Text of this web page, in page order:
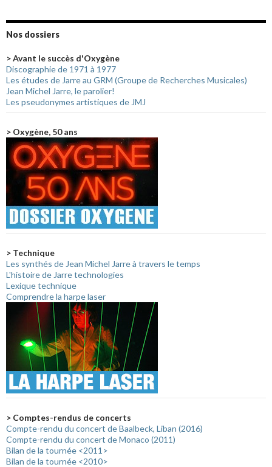
Nos dossiers
> Avant le succès d'Oxygène
Discographie de 1971 à 1977
Les études de Jarre au GRM (Groupe de Recherches Musicales)
Jean Michel Jarre, le parolier!
Les pseudonymes artistiques de JMJ
> Oxygène, 50 ans
> Technique
Les synthés de Jean Michel Jarre à travers le temps
L'histoire de Jarre technologies
Lexique technique
Comprendre la harpe laser
> Comptes-rendus de concerts
Compte-rendu du concert de Baalbeck, Liban (2016)
Compte-rendu du concert de Monaco (2011)
Bilan de la tournée <2011>
Bilan de la tournée <2010>